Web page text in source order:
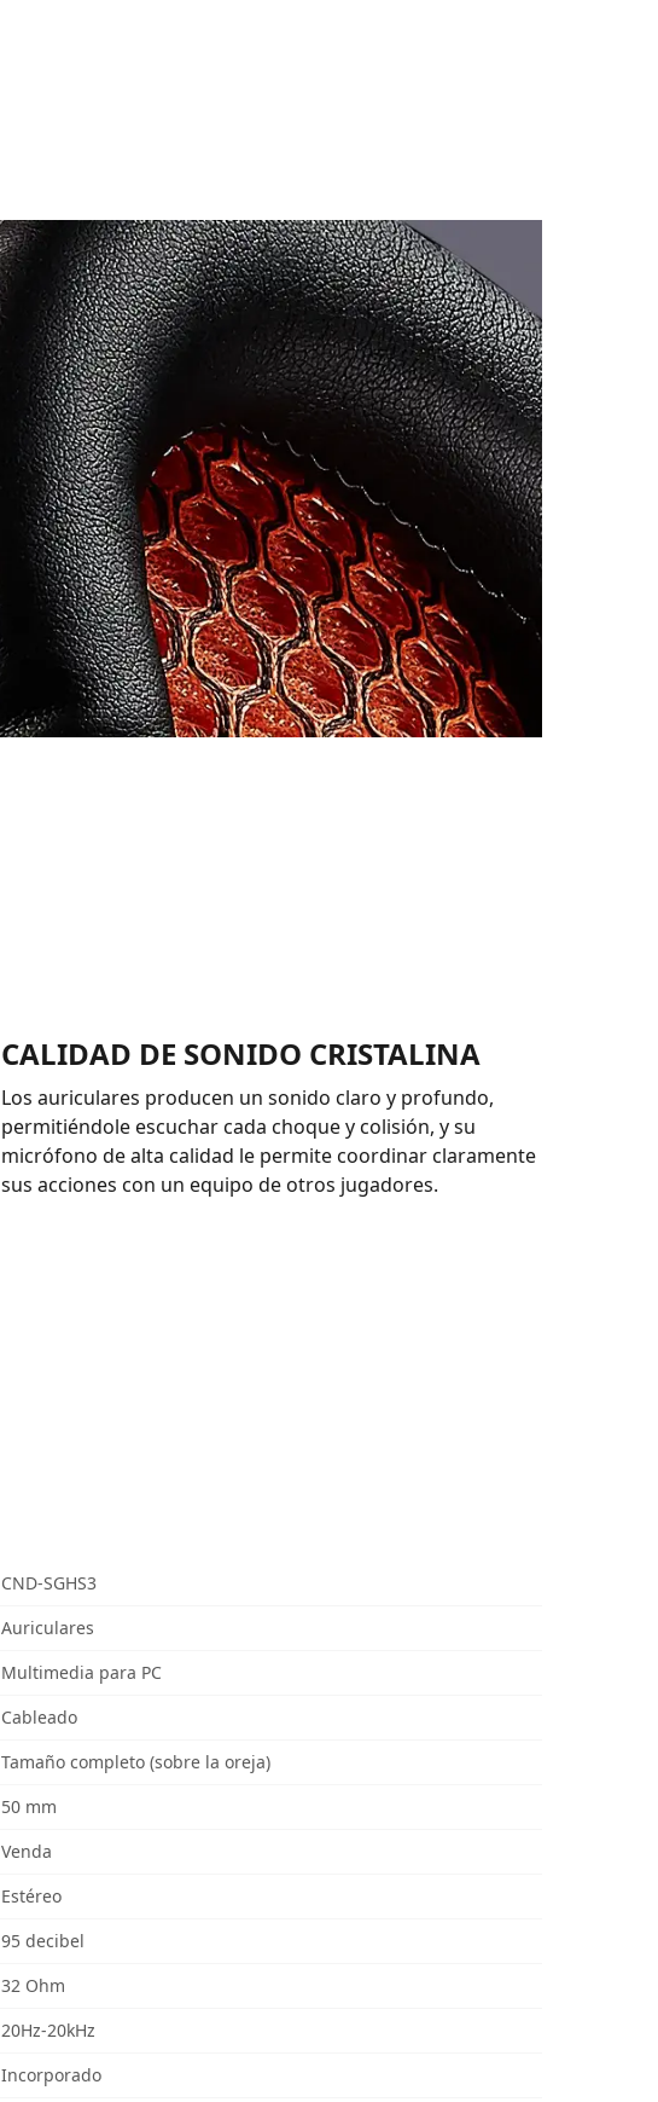
CALIDAD DE SONIDO CRISTALINA
Los auriculares producen un sonido claro y profundo,
permitiéndole escuchar cada choque y colisión, y su
micrófono de alta calidad le permite coordinar claramente
sus acciones con un equipo de otros jugadores.
CND-SGHS3
Auriculares
Multimedia para PC
Cableado
Tamaño completo (sobre la oreja)
50 mm
Venda
Estéreo
95 decibel
32 Ohm
20Hz-20kHz
Incorporado